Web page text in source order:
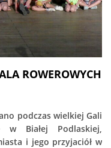
ROWEROWYCH
podczas wielkiej Gali
Białej Podlaskiej,
i jego przyjaciół w